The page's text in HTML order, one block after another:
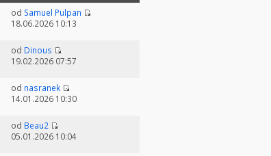
od Samuel Pulpan
18.06.2026 10:13
od Dinous
19.02.2026 07:57
od nasranek
14.01.2026 10:30
od Beau2
05.01.2026 10:04